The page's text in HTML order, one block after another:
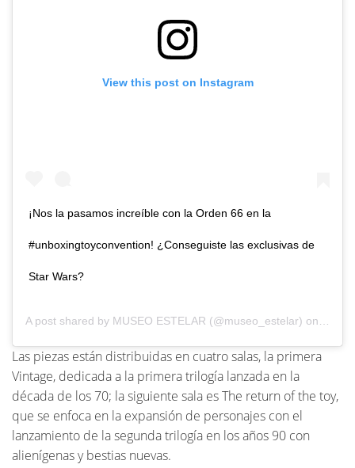
View this post on Instagram
¡Nos la pasamos increíble con la Orden 66 en la
#unboxingtoyconvention! ¿Conseguiste las exclusivas de
Star Wars?
A post shared by MUSEO ESTELAR (@museo_estelar) on
Las piezas están distribuidas en cuatro salas, la primera
Vintage, dedicada a la primera trilogía lanzada en la
década de los 70; la siguiente sala es The return of the toy,
que se enfoca en la expansión de personajes con el
lanzamiento de la segunda trilogía en los años 90 con
alienígenas y bestias nuevas.